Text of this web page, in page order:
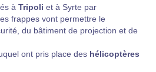
à Tripoli et à Syrte par
frappes vont permettre le
du bâtiment de projection et de
ont pris place des hélicoptères